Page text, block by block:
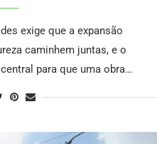
exige que a expansão
caminhem juntas, e o
para que uma obra…